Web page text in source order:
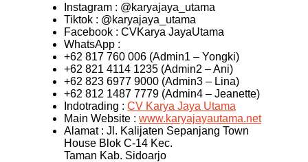
Instagram : @karyajaya_utama
Tiktok : @karyajaya_utama
Facebook : CVKarya JayaUtama
WhatsApp :
+62 817 760 006 (Admin1 – Yongki)
+62 821 4114 1235 (Admin2 – Ani)
+62 823 6977 9000 (Admin3 – Lina)
+62 812 1487 7779 (Admin4 – Jeanette)
Indotrading : CV Karya Jaya Utama
Main Website : www.karyajayautama.net
Alamat : Jl. Kalijaten Sepanjang Town
House Blok C-14 Kec.
Taman Kab. Sidoarjo